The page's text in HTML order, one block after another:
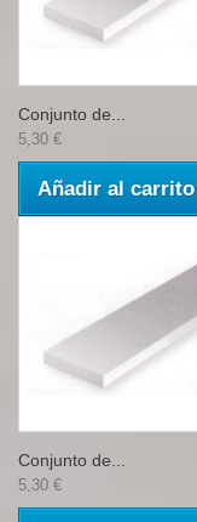
Conjunto de...
5,30 €
Añadir al carrito
Conjunto de...
5,30 €